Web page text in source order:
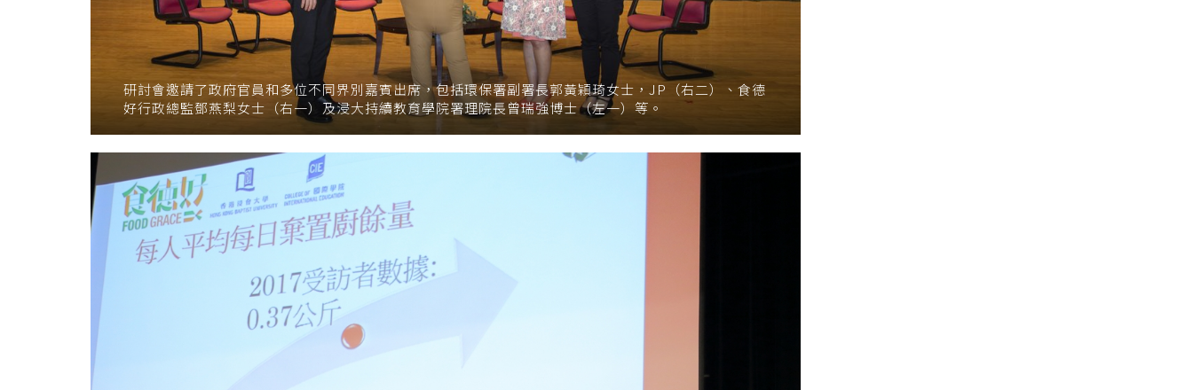
研討會邀請了政府官員和多位不同界別嘉賓出席，包括環保署副署長郭黃穎琦女士，JP（右二）、食德
好行政總監鄧燕梨女士（右一）及浸大持續教育學院署理院長曾瑞強博士（左一）等。